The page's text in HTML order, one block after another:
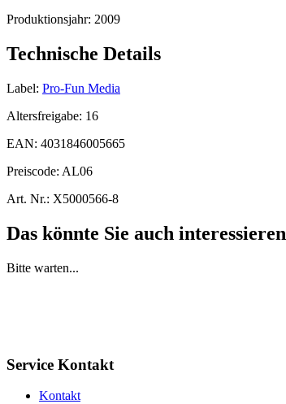
Produktionsjahr: 2009
Technische Details
Label: Pro-Fun Media
Altersfreigabe: 16
EAN: 4031846005665
Preiscode: AL06
Art. Nr.: X5000566-8
Das könnte Sie auch interessieren
Bitte warten...
Service Kontakt
Kontakt